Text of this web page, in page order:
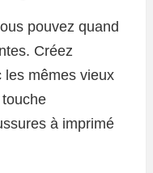
pouvez quand
Créez
les mêmes vieux
à imprimé